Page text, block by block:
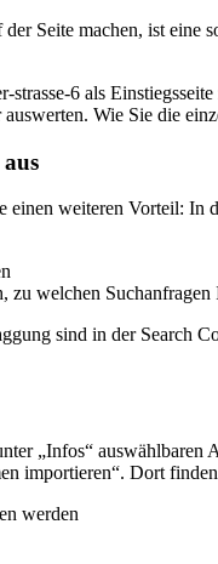
Seite machen, ist
6 als
Wie Sie die
weiteren Vorteil:
welchen
sind in der Search
„Infos“
importieren“. Dort